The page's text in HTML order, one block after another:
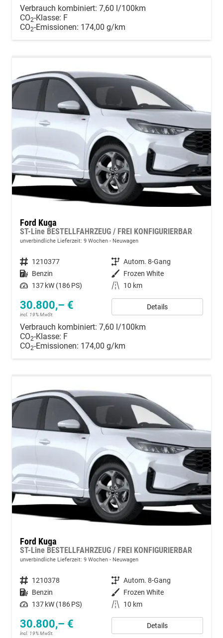
Verbrauch kombiniert: 7,60 l/100km
CO2-Klasse: F
CO2-Emissionen: 174,00 g/km
Ford Kuga
ST-Line BESTELLFAHRZEUG / FREI KONFIGURIERBAR
unverbindliche Lieferzeit: 9 Wochen Neuwagen
Fahrzeugnummer 1210377 Getriebe Autom. 8-Gang
Kraftstoff Benzin Außenfarbe Frozen White
Leistung 137 kW (186 PS) Kilometerstand 10 km
30.800,– €
incl. 19% MwSt.
Details
Verbrauch kombiniert: 7,60 l/100km
CO2-Klasse: F
CO2-Emissionen: 174,00 g/km
Ford Kuga
ST-Line BESTELLFAHRZEUG / FREI KONFIGURIERBAR
unverbindliche Lieferzeit: 9 Wochen Neuwagen
Fahrzeugnummer 1210378 Getriebe Autom. 8-Gang
Kraftstoff Benzin Außenfarbe Frozen White
Leistung 137 kW (186 PS) Kilometerstand 10 km
30.800,– €
incl. 19% MwSt.
Details